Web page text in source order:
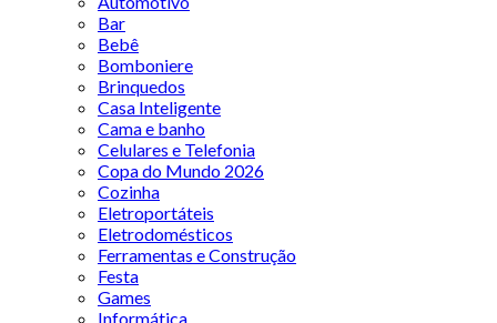
Bar
Bebê
Bomboniere
Brinquedos
Casa Inteligente
Cama e banho
Celulares e Telefonia
Copa do Mundo 2026
Cozinha
Eletroportáteis
Eletrodomésticos
Ferramentas e Construção
Festa
Games
Informática